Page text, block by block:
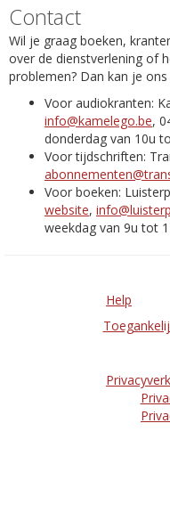
Contact
Wil je graag boeken,
over de dienstverlening of
problemen? Dan kan je
Voor audiokranten:
info@kamelego.be,
donderdag van 10u
Voor tijdschriften:
Voor boeken:
website,
weekdag van 9u tot
Help